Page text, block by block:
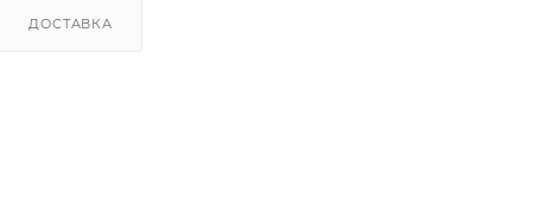
ДОСТАВКА